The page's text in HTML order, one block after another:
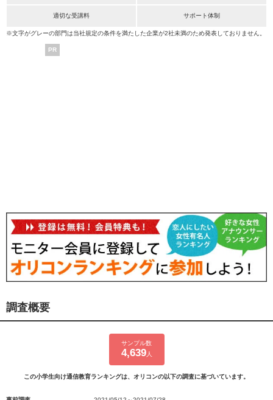
適切な受講料 サポート体制
※文字がグレーの部門は当社規定の条件を満たした企業が2社未満のため発表しておりません。
PR
調査概要
サンプル数
4,639人
この小学生向け通信教育ランキングは、オリコンの以下の調査に基づいています。